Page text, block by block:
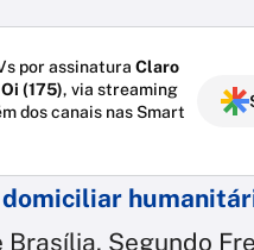
por assinatura Claro
Oi (175), via streaming
dos canais nas Smart
Segundo